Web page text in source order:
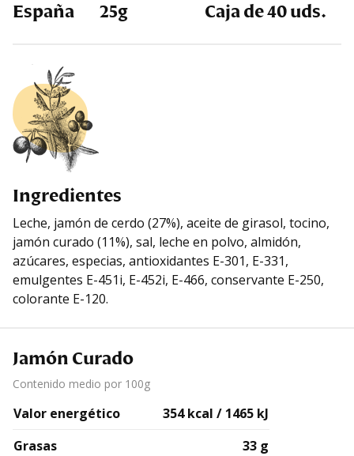
España 25g Caja de 40 uds.
Ingredientes
Leche, jamón de cerdo (27%), aceite de girasol, tocino,
jamón curado (11%), sal, leche en polvo, almidón,
azúcares, especias, antioxidantes E-301, E-331,
emulgentes E-451i, E-452i, E-466, conservante E-250,
colorante E-120.
Jamón Curado
Contenido medio por 100g
Valor energético
354 kcal / 1465 kJ
Grasas
33 g